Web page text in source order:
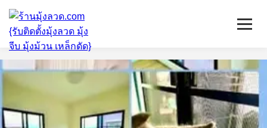
หน้าแรก
มุ้งลวดจีบ
เหล็กดัด
ติดตั้งกระจก